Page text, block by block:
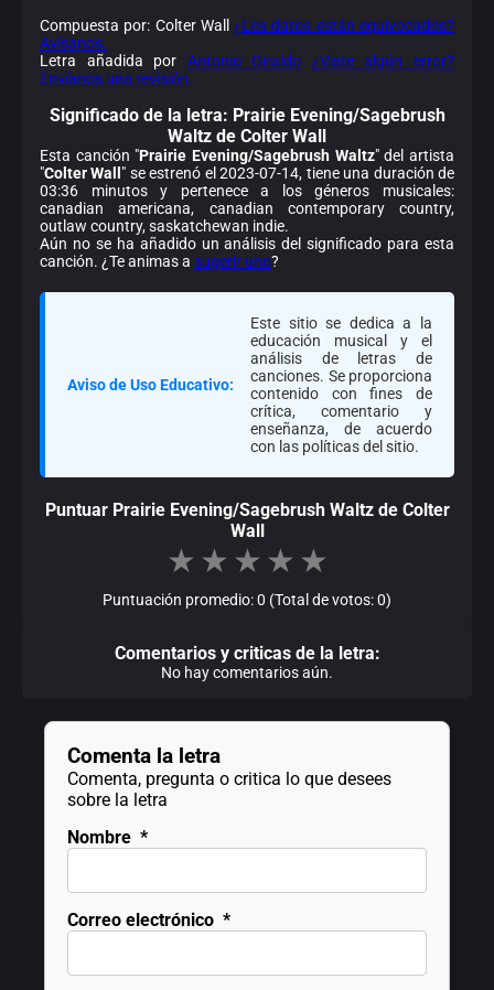
Compuesta por: Colter Wall¿Los datos están equivocados?
Avísanos.
Letra añadida por Antonio Giraldo
¿Viste algún error?
Envíanos una revisión.
Significado de la letra: Prairie Evening/Sagebrush
Waltz de Colter Wall
Esta canción "Prairie Evening/Sagebrush Waltz" del artista
"Colter Wall " se estrenó el 2023-07-14, tiene una duración de
03:36 minutos y pertenece a los géneros musicales:
canadian americana, canadian contemporary country,
outlaw country, saskatchewan indie.
Aún no se ha añadido un análisis del significado para esta
canción. ¿Te animas a sugerir uno?
Aviso de Uso Educativo:
Este sitio se dedica a la
educación musical y el
análisis de letras de
canciones. Se proporciona
contenido con fines de
crítica, comentario y
enseñanza, de acuerdo
con las políticas del sitio.
Puntuar Prairie Evening/Sagebrush Waltz de Colter
Wall
★ ★ ★ ★ ★
Puntuación promedio: 0 (Total de votos: 0)
Comentarios y criticas de la letra:
No hay comentarios aún.
Comenta la letra
Comenta, pregunta o critica lo que desees
sobre la letra
Nombre *
Correo electrónico *